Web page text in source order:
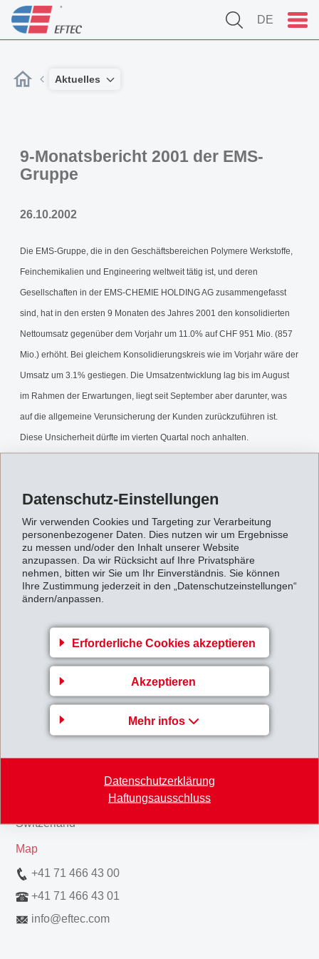
Datenschutz-Einstellungen
Wir verwenden Cookies und Targeting zur Verarbeitung
personenbezogener Daten. Dies nutzen wir um Ergebnisse
zu messen und/oder den Inhalt unserer Website
anzupassen. Da wir Rücksicht auf Ihre Privatsphäre
nehmen, bitten wir Sie um Ihr Einverständnis. Sie können
Ihre Zustimmung jederzeit in den „Datenschutzeinstellungen“
ändern/anpassen.
Erforderliche Cookies akzeptieren
Akzeptieren
Mehr infos
Datenschutzerklärung
Haftungsausschluss
DE
Aktuelles
9-Monatsbericht 2001 der EMS-
Gruppe
26.10.2002
Die EMS-Gruppe, die in den Geschäftsbereichen Polymere Werkstoffe,
Feinchemikalien und Engineering weltweit tätig ist, und deren
Gesellschaften in der EMS-CHEMIE HOLDING AG zusammengefasst
sind, hat in den ersten 9 Monaten des Jahres 2001 den konsolidierten
Nettoumsatz gegenüber dem Vorjahr um 11.0% auf CHF 951 Mio. (857
Mio.) erhöht. Bei gleichem Konsolidierungskreis wie im Vorjahr wäre der
Umsatz um 3.1% gestiegen. Die Umsatzentwicklung lag bis im August
im Rahmen der Erwartungen, liegt seit September aber darunter, was
auf die allgemeine Verunsicherung der Kunden zurückzuführen ist.
Diese Unsicherheit dürfte im vierten Quartal noch anhalten.
erworbene Firma Wagner Automobilsysteme sowie EMS-UBE Ltd., Ube
(Japan), welche ausschliesslich für die beiden Partner EMS und UBE
chemische Rohstoffe produziert und deren EMS-Minderheitsbeteiligung
von 49% auf 66 2/3% aufgestockt wurde.
9-Monatsbericht2001.pdf
Zurück zur Übersicht
Gruppenleitung
8590 Romanshorn
Switzerland
Map
+41 71 466 43 00
+41 71 466 43 01
info@eftec.com